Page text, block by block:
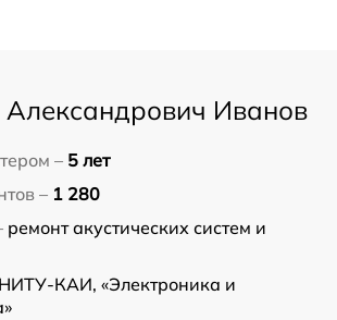
Александрович Иванов
– 5 лет
– 1 280
ремонт акустических систем и
КАИ, «Электроника и